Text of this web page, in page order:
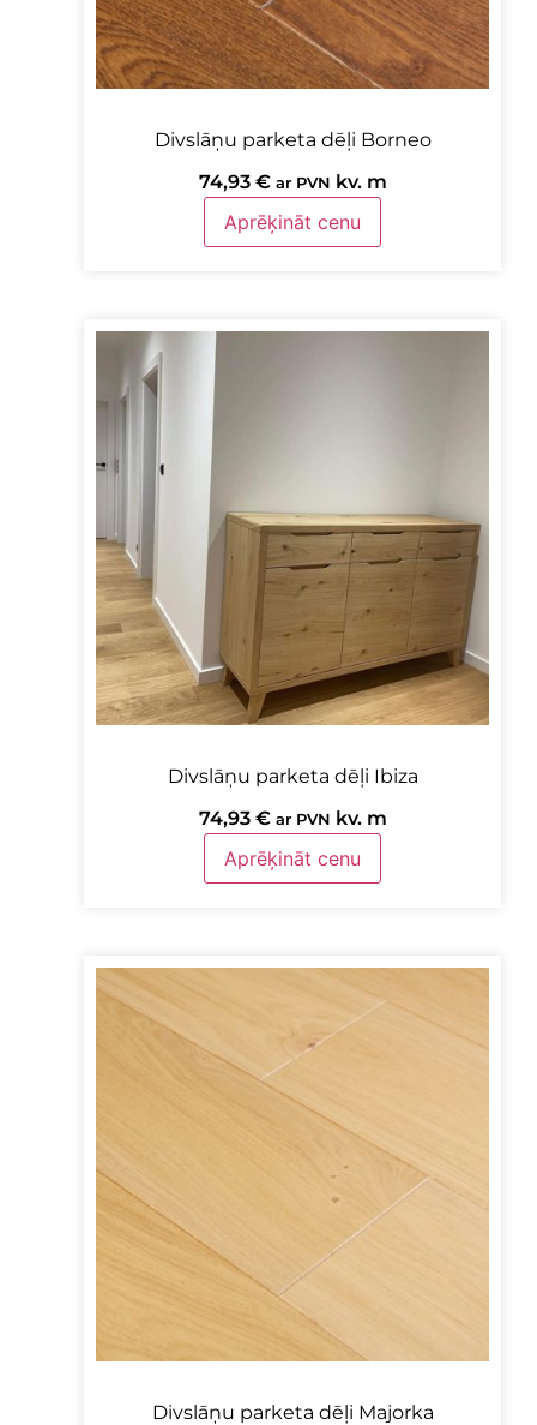
Divslāņu parketa dēļi Borneo
74,93 € ar PVN kv. m
Aprēķināt cenu
Divslāņu parketa dēļi Ibiza
74,93 € ar PVN kv. m
Aprēķināt cenu
Divslāņu parketa dēļi Majorka